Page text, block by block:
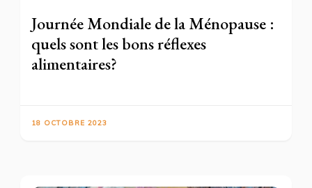
Journée Mondiale de la Ménopause :
quels sont les bons réflexes
alimentaires?
18 OCTOBRE 2023